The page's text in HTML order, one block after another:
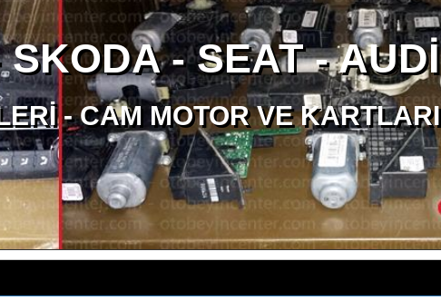
- SEAT - AUDI
(MOTOR BEYINLERI)